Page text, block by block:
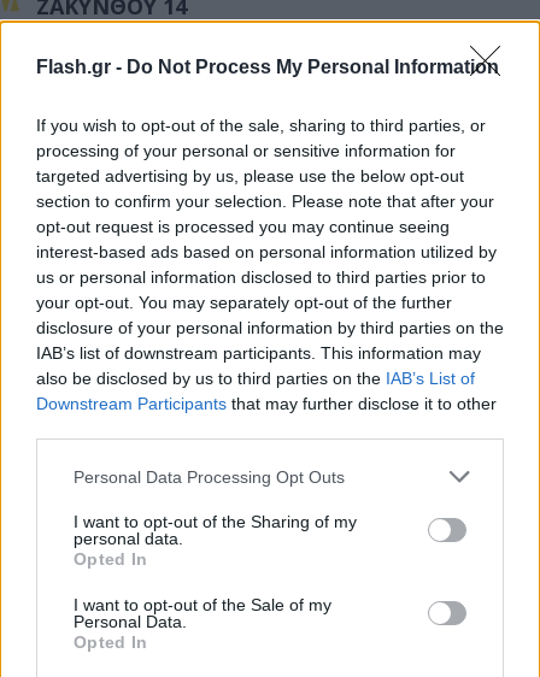
Flash.gr - Do Not Process My Personal Information
If you wish to opt-out of the sale, sharing to third parties, or
processing of your personal or sensitive information for
targeted advertising by us, please use the below opt-out
section to confirm your selection. Please note that after your
opt-out request is processed you may continue seeing
interest-based ads based on personal information utilized by
us or personal information disclosed to third parties prior to
your opt-out. You may separately opt-out of the further
disclosure of your personal information by third parties on the
IAB’s list of downstream participants. This information may
also be disclosed by us to third parties on the IAB’s List of
Downstream Participants that may further disclose it to other
Please note that this website/app uses one or more Google
not limited to your visit or usage behaviour. You may click to
grant or deny consent to Google and its third-party tags to
use your data for below specified purposes in below Google
consent section.
Personal Data Processing Opt Outs
I want to opt-out of the Sharing of my
personal data.
Opted In
I want to opt-out of the Sale of my
Personal Data.
Opted In
ΖΑΚΥΝΘΟΥ 14
ΗΛΕΙΑΣ 97
ΗΜΑΘΙΑΣ 32
ΗΡΑΚΛΕΙΟΥ 100
ΘΑΣΟΥ 2
ΘΕΣΠΡΩΤΙΑΣ 25
ΘΕΣΣΑΛΟΝΙΚΗΣ 319
ΘΗΡΑΣ 23
ΙΩΑΝΝΙΝΩΝ 26
ΚΑΒΑΛΑΣ 72
ΚΑΡΔΙΤΣΑΣ 9